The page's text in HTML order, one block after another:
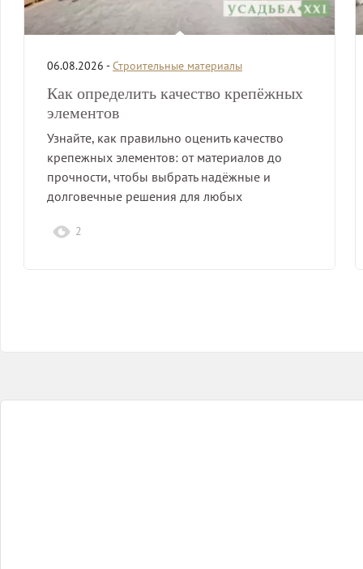
06.08.2026 -Строительные материалы
Как определить качество крепёжных
элементов
Узнайте, как правильно оценить качество
крепежных элементов: от материалов до
прочности, чтобы выбрать надёжные и
долговечные решения для любых
2